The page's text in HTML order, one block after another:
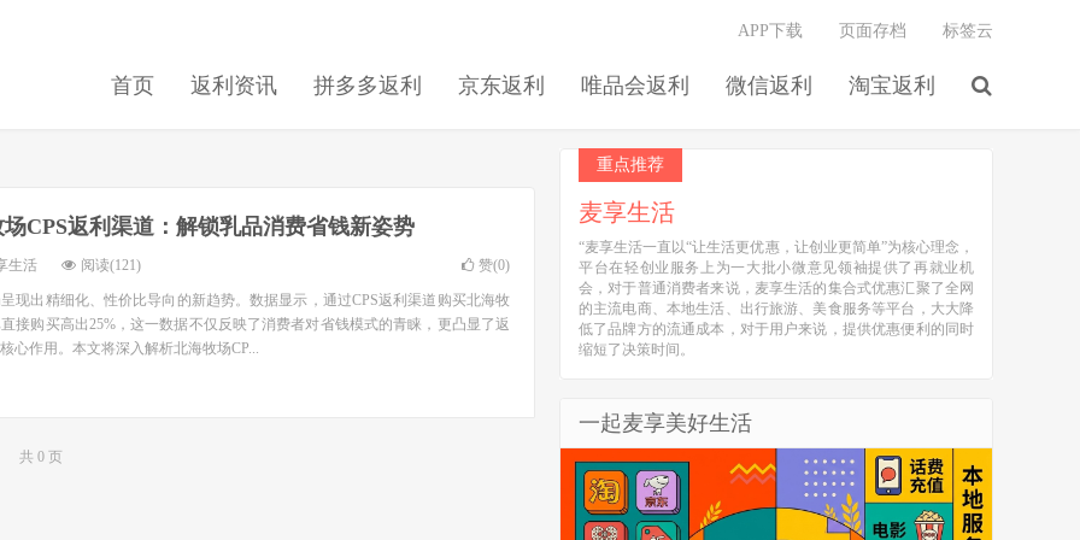
首页 返利资讯 拼多多返利 京东返利 唯品会返利 微信返利 淘宝返利
APP下载 页面存档 标签云
CPS返利渠道：解锁乳品消费省钱新姿势
生活 阅读(121) 赞(0)
现出精细化、性价比导向的新趋势。数据显示，通过CPS返利渠道购买北海牧
接购买高出25%，这一数据不仅反映了消费者对省钱模式的青睐，更凸显了返
心作用。本文将深入解析北海牧场CP...
共 0 页
重点推荐
麦享生活
“麦享生活一直以“让生活更优惠，让创业更简单”为核心理念，
平台在轻创业服务上为一大批小微意见领袖提供了再就业机
会，对于普通消费者来说，麦享生活的集合式优惠汇聚了全网
的主流电商、本地生活、出行旅游、美食服务等平台，大大降
低了品牌方的流通成本，对于用户来说，提供优惠便利的同时
缩短了决策时间。
一起麦享美好生活